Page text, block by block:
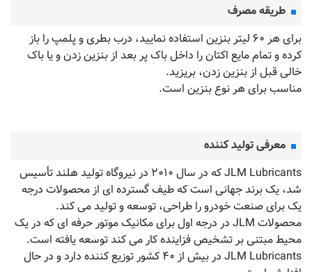
طریقه مصرف
برای هر ۶۰ لیتر بنزین استفاده نمایید، درب بطری و پلمپ را باز
کرده و تمام مایع اکتان را داخل باک پر بعد از بنزین زدن و یا باک
خالی قبل از بنزین زدن، بریزید.
مناسب برای هر نوع بنزین است.
معرفی تولید کننده
JLM Lubricants که در سال ۲۰۱۰ در نیروگاه تولید هلند تأسیس
شد، یک برند جهانی است که طیف گسترده ای از محصولات درجه
یک برای صنعت خودرو را طراحی، توسعه و تولید می کند.
محصولات JLM در درجه اول برای مکانیک موتور حرفه ای که در یک
محیط مبتنی بر تشخیص فزاینده کار می کند توسعه یافته است.
JLM Lubricants در بیش از ۴۰ کشور توزیع کننده دارد و در حال